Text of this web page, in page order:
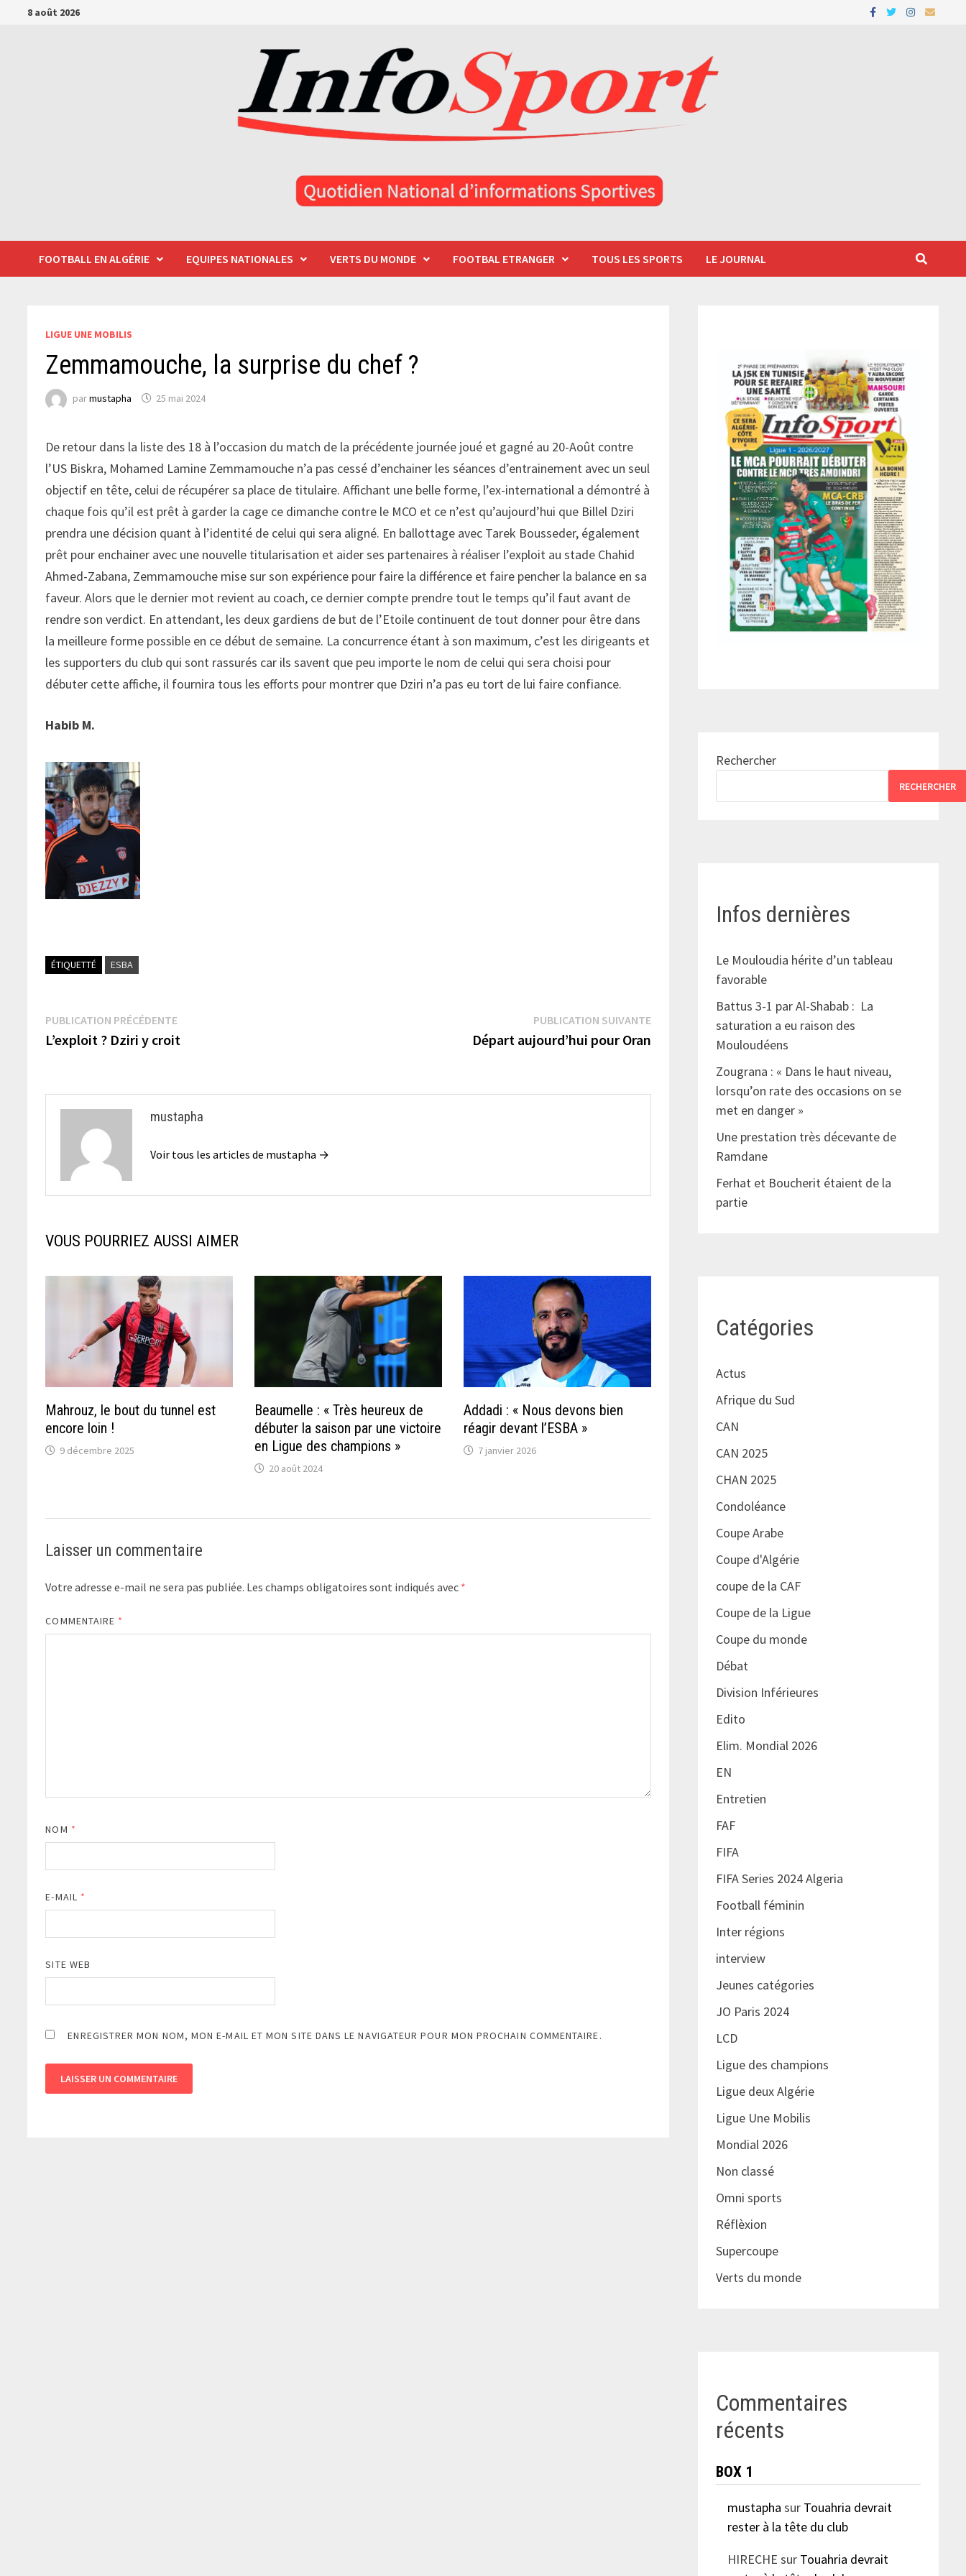
Passer8 août 2026
FOOTBALL EN ALGÉRIE EQUIPES NATIONALES VERTS DU MONDE FOOTBAL ETRANGER TOUS LES SPORTS LE JOURNAL
LIGUE UNE MOBILIS
Zemmamouche, la surprise du chef ?
parmustapha 25 mai 2024
De retour dans la liste des 18 à l’occasion du match de la précédente journée joué et gagné au 20-Août contre
l’US Biskra, Mohamed Lamine Zemmamouche n’a pas cessé d’enchainer les séances d’entrainement avec un seul
objectif en tête, celui de récupérer sa place de titulaire. Affichant une belle forme, l’ex-international a démontré à
chaque fois qu’il est prêt à garder la cage ce dimanche contre le MCO et ce n’est qu’aujourd’hui que Billel Dziri
prendra une décision quant à l’identité de celui qui sera aligné. En ballottage avec Tarek Bousseder, également
prêt pour enchainer avec une nouvelle titularisation et aider ses partenaires à réaliser l’exploit au stade Chahid
Ahmed-Zabana, Zemmamouche mise sur son expérience pour faire la différence et faire pencher la balance en sa
faveur. Alors que le dernier mot revient au coach, ce dernier compte prendre tout le temps qu’il faut avant de
rendre son verdict. En attendant, les deux gardiens de but de l’Etoile continuent de tout donner pour être dans
la meilleure forme possible en ce début de semaine. La concurrence étant à son maximum, c’est les dirigeants et
les supporters du club qui sont rassurés car ils savent que peu importe le nom de celui qui sera choisi pour
débuter cette affiche, il fournira tous les efforts pour montrer que Dziri n’a pas eu tort de lui faire confiance.
Habib M.
ÉTIQUETTÉ ESBA
Navigation
de
PUBLICATION PRÉCÉDENTEPublication
précédente :
L’exploit ? Dziri y croit
PUBLICATION SUIVANTEPublication
suivante :
Départ aujourd’hui pour Oran
mustapha
Voir tous les articles de mustapha →
VOUS POURRIEZ AUSSI AIMER
Mahrouz, le bout du tunnel est
encore loin !
9 décembre 2025
Beaumelle : « Très heureux de
débuter la saison par une victoire
en Ligue des champions »
20 août 2024
Addadi : « Nous devons bien
réagir devant l’ESBA »
7 janvier 2026
Laisser un commentaire
Votre adresse e-mail ne sera pas publiée. Les champs obligatoires sont indiqués avec *
COMMENTAIRE *
NOM *
E-MAIL *
SITE WEB
ENREGISTRER MON NOM, MON E-MAIL ET MON SITE DANS LE NAVIGATEUR POUR MON PROCHAIN COMMENTAIRE.
Rechercher
RECHERCHER
Infos dernières
Le Mouloudia hérite d’un tableau
favorable
Battus 3-1 par Al-Shabab : La
saturation a eu raison des
Mouloudéens
Zougrana : « Dans le haut niveau,
lorsqu’on rate des occasions on se
met en danger »
Une prestation très décevante de
Ramdane
Ferhat et Boucherit étaient de la
partie
Catégories
Actus
Afrique du Sud
CAN
CAN 2025
CHAN 2025
Condoléance
Coupe Arabe
Coupe d'Algérie
coupe de la CAF
Coupe de la Ligue
Coupe du monde
Débat
Division Inférieures
Edito
Elim. Mondial 2026
EN
Entretien
FAF
FIFA
FIFA Series 2024 Algeria
Football féminin
Inter régions
interview
Jeunes catégories
JO Paris 2024
LCD
Ligue des champions
Ligue deux Algérie
Ligue Une Mobilis
Mondial 2026
Non classé
Omni sports
Réflèxion
Supercoupe
Verts du monde
Commentaires
récents
BOX 1
mustapha sur Touahria devrait
rester à la tête du club
HIRECHE sur Touahria devrait